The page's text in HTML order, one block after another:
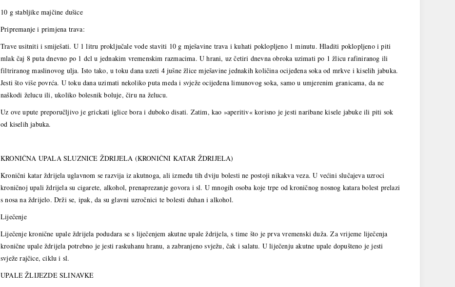
10 g stabljike majčine dušice
Pripremanje i primjena trava:
Trave usitniti i smiješati. U 1 litru proključale vode staviti 10 g mješavine trava i kuhati poklopljeno 1 minutu. Hladiti poklopljeno i piti
mlak čaj 8 puta dnevno po 1 dcl u jednakim vremenskim razmacima. U hrani, uz četiri dnevna obroka uzimati po 1 žlicu rafiniranog ili
filtriranog maslinovog ulja. Isto tako, u toku dana uzeti 4 jušne žlice mješavine jednakih količina ocijeđena soka od mrkve i kiselih jabuka.
Jesti što više povrća. U toku dana uzimati nekoliko puta meda i svježe ocijeđena limunovog soka, samo u umjerenim granicama, da ne
naškodi želucu ili, ukoliko bolesnik boluje, čiru na želucu.
Uz ove upute preporučljivo je grickati iglice bora i duboko disati. Zatim, kao »aperitiv« korisno je jesti naribane kisele jabuke ili piti sok
od kiselih jabuka.
KRONIČNA UPALA SLUZNICE ŽDRIJELA (KRONIČNI KATAR ŽDRIJELA)
Kronični katar ždrijela uglavnom se razvija iz akutnoga, ali između tih dviju bolesti ne postoji nikakva veza. U većini slučajeva uzroci
kroničnoj upali ždrijela su cigarete, alkohol, prenaprezanje govora i sl. U mnogih osoba koje trpe od kroničnog nosnog katara bolest prelazi
s nosa na ždrijelo. Drži se, ipak, da su glavni uzročnici te bolesti duhan i alkohol.
Liječenje
Liječenje kronične upale ždrijela podudara se s liječenjem akutne upale ždrijela, s time što je prva vremenski duža. Za vrijeme liječenja
kronične upale ždrijela potrebno je jesti raskuhanu hranu, a zabranjeno svježu, čak i salatu. U liječenju akutne upale dopušteno je jesti
svježe rajčice, ciklu i sl.
UPALE ŽLIJEZDE SLINAVKE